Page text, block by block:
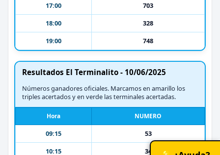
17:00
703
18:00
328
19:00
748
Resultados El Terminalito - 10/06/2025
Números ganadores oficiales. Marcamos en amarillo los
triples acertados y en verde las terminales acertadas.
Hora NUMERO
09:15
53
10:15
34